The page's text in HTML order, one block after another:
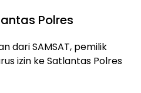
Polres
dari SAMSAT, pemilik
izin ke Satlantas Polres